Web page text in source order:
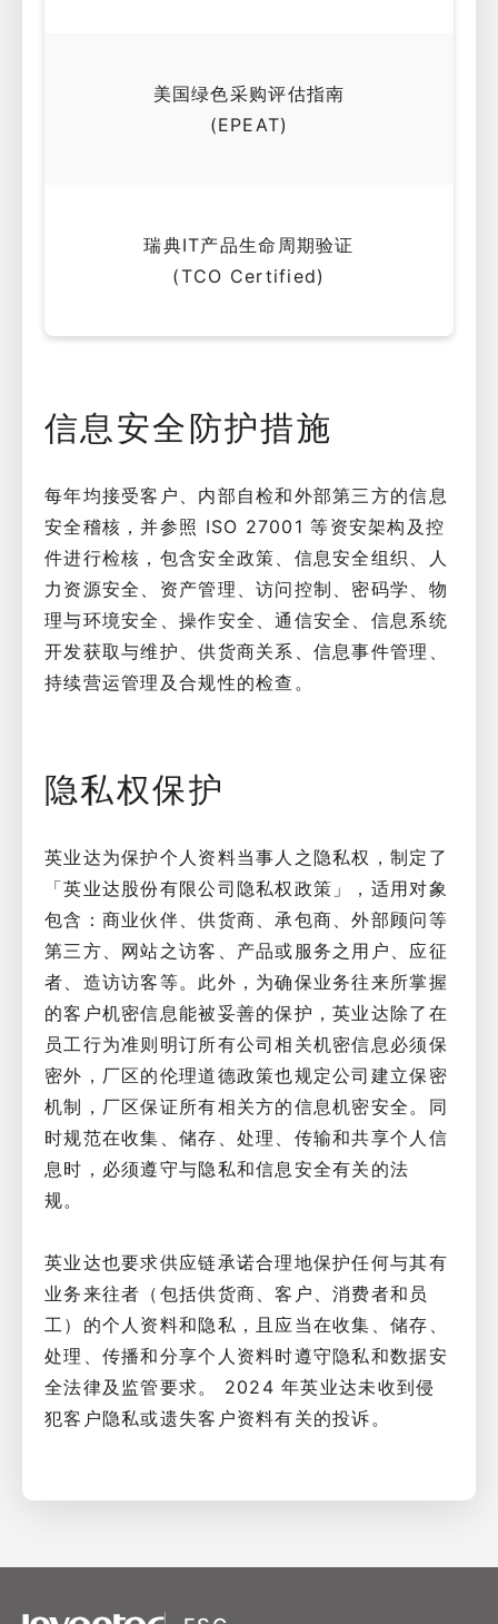
美国绿色采购评估指南
(EPEAT)
瑞典IT产品生命周期验证
(TCO Certified)
信息安全防护措施
每年均接受客户、内部自检和外部第三方的信息
安全稽核，并参照 ISO 27001 等资安架构及控
件进行检核，包含安全政策、信息安全组织、人
力资源安全、资产管理、访问控制、密码学、物
理与环境安全、操作安全、通信安全、信息系统
开发获取与维护、供货商关系、信息事件管理、
持续营运管理及合规性的检查。
隐私权保护
英业达为保护个人资料当事人之隐私权，制定了
「英业达股份有限公司隐私权政策」，适用对象
包含：商业伙伴、供货商、承包商、外部顾问等
第三方、网站之访客、产品或服务之用户、应征
者、造访访客等。此外，为确保业务往来所掌握
的客户机密信息能被妥善的保护，英业达除了在
员工行为准则明订所有公司相关机密信息必须保
密外，厂区的伦理道德政策也规定公司建立保密
机制，厂区保证所有相关方的信息机密安全。同
时规范在收集、储存、处理、传输和共享个人信
息时，必须遵守与隐私和信息安全有关的法
规。
英业达也要求供应链承诺合理地保护任何与其有
业务来往者（包括供货商、客户、消费者和员
工）的个人资料和隐私，且应当在收集、储存、
处理、传播和分享个人资料时遵守隐私和数据安
全法律及监管要求。 2024 年英业达未收到侵
犯客户隐私或遗失客户资料有关的投诉。
XSRF Token